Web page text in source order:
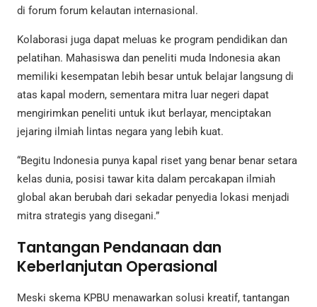
di forum forum kelautan internasional.
Kolaborasi juga dapat meluas ke program pendidikan dan
pelatihan. Mahasiswa dan peneliti muda Indonesia akan
memiliki kesempatan lebih besar untuk belajar langsung di
atas kapal modern, sementara mitra luar negeri dapat
mengirimkan peneliti untuk ikut berlayar, menciptakan
jejaring ilmiah lintas negara yang lebih kuat.
“Begitu Indonesia punya kapal riset yang benar benar setara
kelas dunia, posisi tawar kita dalam percakapan ilmiah
global akan berubah dari sekadar penyedia lokasi menjadi
mitra strategis yang disegani.”
Tantangan Pendanaan dan
Keberlanjutan Operasional
Meski skema KPBU menawarkan solusi kreatif, tantangan